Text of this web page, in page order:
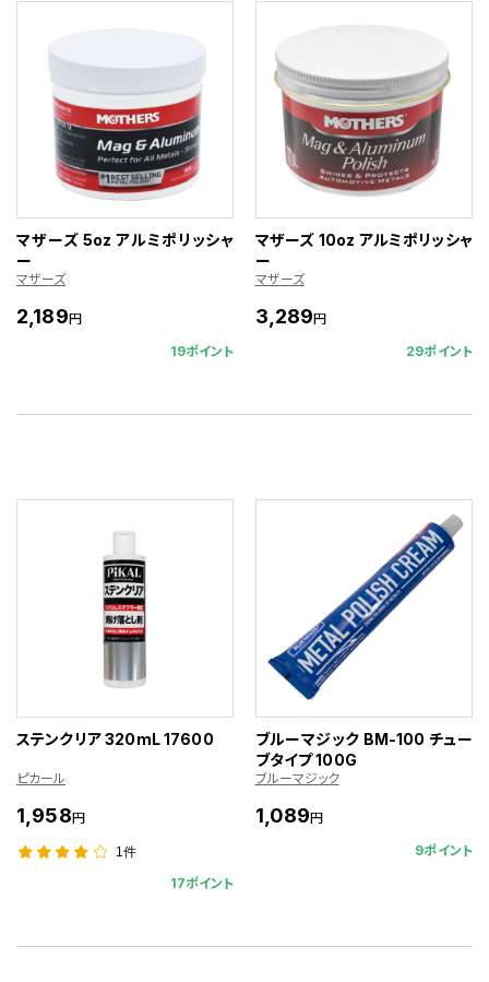
マザーズ 5oz アルミポリッシャ
ー
マザーズ
2,189円
19ポイント
マザーズ 10oz アルミポリッシャ
ー
マザーズ
3,289円
29ポイント
ステンクリア 320mL 17600
ピカール
1,958円
1件
17ポイント
ブルーマジック BM-100 チュー
ブタイプ 100G
ブルーマジック
1,089円
9ポイント